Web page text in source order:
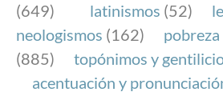
(649)
latinismos (52)
neologismos (162) pobreza
(885)
topónimos y
acentuación y